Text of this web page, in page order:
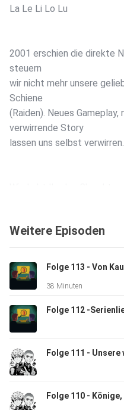
La Le Li Lo Lu
2001 erschien die direkte
steuern
wir nicht mehr unsere
Schiene
(Raiden). Neues Gameplay,
verwirrende Story
lassen uns selbst verwirren.
Wie habt Ihr den
Meinungen an
everybodysfavorit@gmx.de
Weitere Episoden
Folge 113 - Von
38 Minuten
Folge 111 -
Folge 110 -